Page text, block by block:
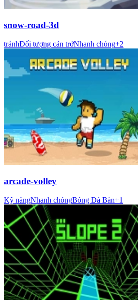
snow-road-3d
tránhĐối tượng cản trởNhanh chóng+2
arcade-volley
Kỹ năngNhanh chóngBóng Đá Bàn+1